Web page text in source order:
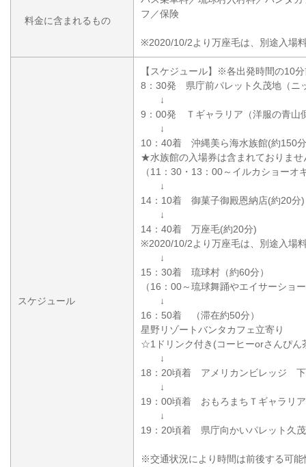
料金に含まれるもの
フ／保険
※2020/10/2より万座毛は、別途入場
スケジュール
【スケジュール】※各出発時間の10
8：30発 県庁前パレット久茂地（ニ
↓
9：00発 Ｔギャラリア（洋服の青山
↓
10：40着 沖縄美ら海水族館(約150
★水族館の入場券は含まれておりませ
（11：30・13：00～イルカショーオ
↓
14：10着 御菓子御殿恩納店(約20分)
↓
14：40着 万座毛(約20分)
※2020/10/2より万座毛は、別途入場
↓
15：30着 琉球村（約60分）
（16：00～琉球舞踊やエイサーショ
↓
16：50着 （滞在約50分）
星野リゾートバンタカフェ立寄り
☆1ドリンク付き(コーヒーorさんぴん
↓
18：20頃着 アメリカンビレッジ
↓
19：00頃着 おもろまちＴギャラリ
↓
19：20頃着 県庁向かいパレット久
※交通状況により時間は前後する可能